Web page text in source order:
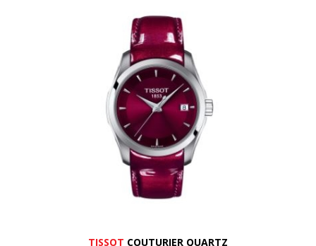
TISSOT COUTURIER QUARTZ